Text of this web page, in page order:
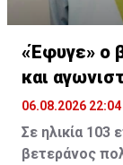
«Έφυγε» ο
και
06.08.2026 22:04
Σε ηλικία
βετεράνος